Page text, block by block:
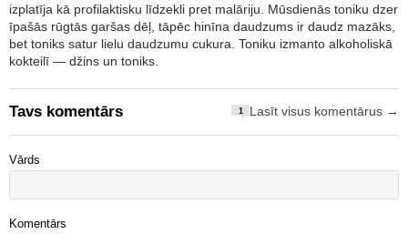
izplatīja kā profilaktisku līdzekli pret malāriju. Mūsdienās toniku dzer
īpašās rūgtās garšas dēļ, tāpēc hinīna daudzums ir daudz mazāks,
bet toniks satur lielu daudzumu cukura. Toniku izmanto alkoholiskā
kokteilī — džins un toniks.
Tavs komentārs 1 Lasīt visus komentārus →
Vārds
Komentārs